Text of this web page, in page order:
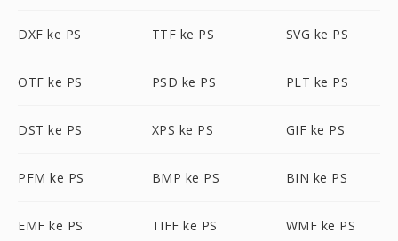
DXF ke PS TTF ke PS SVG ke PS
OTF ke PS PSD ke PS PLT ke PS
DST ke PS XPS ke PS GIF ke PS
PFM ke PS BMP ke PS BIN ke PS
EMF ke PS TIFF ke PS WMF ke PS